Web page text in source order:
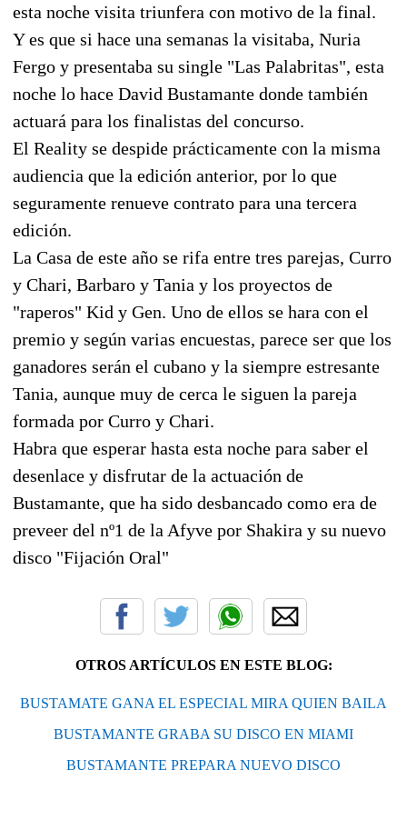
esta noche visita triunfera con motivo de la final.
Y es que si hace una semanas la visitaba, Nuria
Fergo y presentaba su single "Las Palabritas", esta
noche lo hace David Bustamante donde también
actuará para los finalistas del concurso.
El Reality se despide prácticamente con la misma
audiencia que la edición anterior, por lo que
seguramente renueve contrato para una tercera
edición.
La Casa de este año se rifa entre tres parejas, Curro
y Chari, Barbaro y Tania y los proyectos de
"raperos" Kid y Gen. Uno de ellos se hara con el
premio y según varias encuestas, parece ser que los
ganadores serán el cubano y la siempre estresante
Tania, aunque muy de cerca le siguen la pareja
formada por Curro y Chari.
Habra que esperar hasta esta noche para saber el
desenlace y disfrutar de la actuación de
Bustamante, que ha sido desbancado como era de
preveer del nº1 de la Afyve por Shakira y su nuevo
disco "Fijación Oral"
OTROS ARTÍCULOS EN ESTE BLOG:
BUSTAMATE GANA EL ESPECIAL MIRA QUIEN BAILA
BUSTAMANTE GRABA SU DISCO EN MIAMI
BUSTAMANTE PREPARA NUEVO DISCO